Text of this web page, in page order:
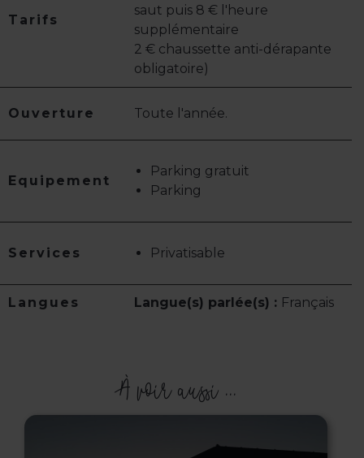
Tarifs
saut puis 8 € l'heure
supplémentaire
2 € chaussette anti-dérapante
obligatoire)
Ouverture Toute l'année.
Equipement
Parking gratuit
Parking
Services Privatisable
Langues Langue(s) parlée(s) : Français
À voir aussi ...